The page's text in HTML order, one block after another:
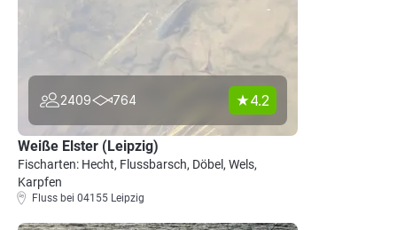
2409 764 4.2
Weiße Elster (Leipzig)
Fischarten: Hecht, Flussbarsch, Döbel, Wels,
Karpfen
Fluss bei 04155 Leipzig